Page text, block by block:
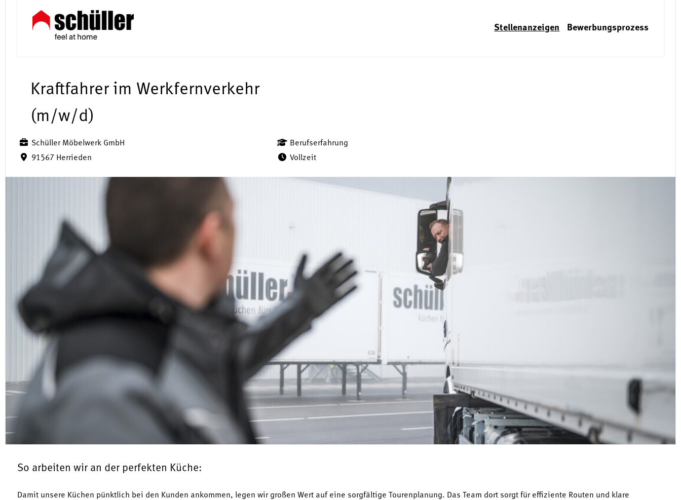
Stellenanzeigen Bewerbungsprozess
Kraftfahrer im Werkfernverkehr
(m/w/d)
Schüller Möbelwerk GmbH
91567 Herrieden
Berufserfahrung
Vollzeit
So arbeiten wir an der perfekten Küche:
Damit unsere Küchen pünktlich bei den Kunden ankommen, legen wir großen Wert auf eine sorgfältige Tourenplanung. Das Team dort sorgt für effiziente Routen und klare